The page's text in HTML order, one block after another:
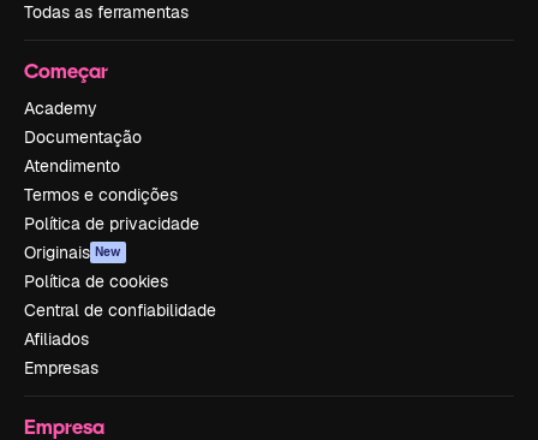
Todas as ferramentas
Começar
Academy
Documentação
Atendimento
Termos e condições
Política de privacidade
Originais New
Política de cookies
Central de confiabilidade
Afiliados
Empresas
Empresa